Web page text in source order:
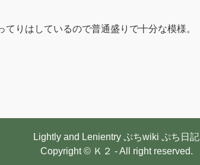
りはしているので普通盛りで十分な模様。
Lightly and Lenientry ぷちwiki ぷち日記
Copyright © Ｋ２ - All right reserved.